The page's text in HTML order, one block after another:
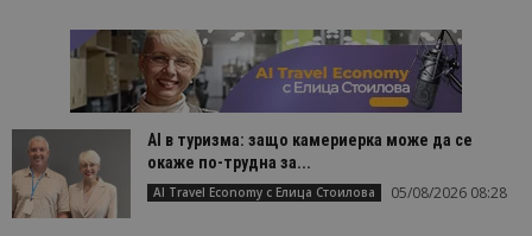
AI в туризма: защо камериерка може да се
окаже по-трудна за...
AI Travel Economy с Елица Стоилова 05/08/2026 08:28